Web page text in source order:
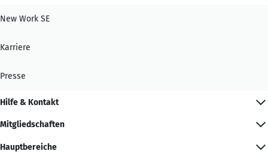
New Work SE
Karriere
Presse
Hilfe & Kontakt
Mitgliedschaften
Hauptbereiche